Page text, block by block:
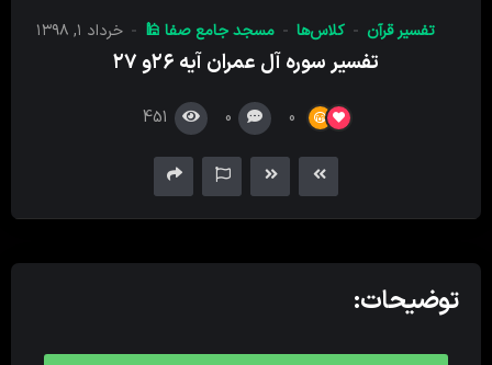
تفسیر قرآن کلاس‌ها مسجد جامع صفا 🕌 خرداد ۱, ۱۳۹۸
تفسیر سوره آل عمران آیه ۲۶و ۲۷
0
0
451
توضیحات: